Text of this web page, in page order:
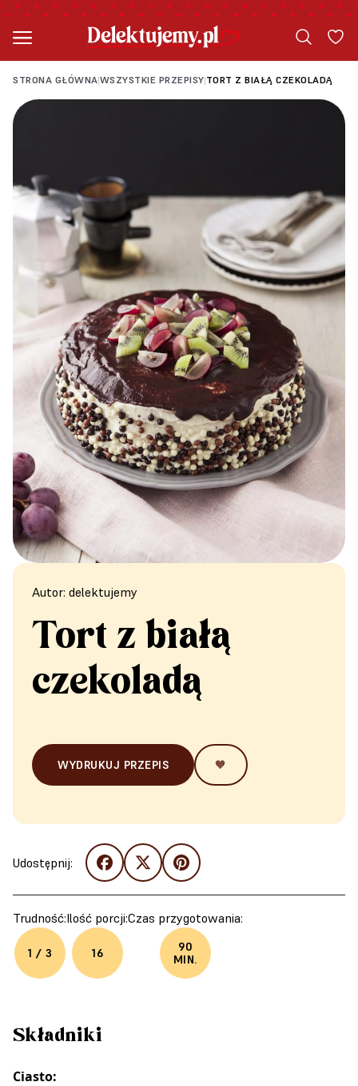
STRONA GŁÓWNA|WSZYSTKIE PRZEPISY|TORT Z BIAŁĄ CZEKOLADĄ
Autor: delektujemy
Tort z białą
czekoladą
WYDRUKUJ PRZEPIS 🧡
Udostępnij:
Trudność:
1 / 3
Ilość porcji:
16
Czas przygotowania:
90
MIN.
Składniki
Ciasto: